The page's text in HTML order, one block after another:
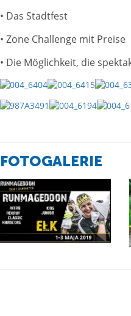
• Das Stadtfest
• Zone Challenge mit Preise
• Die Möglichkeit, die
FOTOGALERIE